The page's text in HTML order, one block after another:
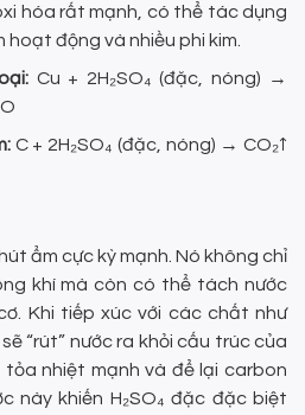
hóa rất mạnh, có thể tác dụng
hoạt động và nhiều phi kim.
Cu + 2H₂SO₄ (đặc, nóng) →
C + 2H₂SO₄ (đặc, nóng) → CO₂↑
ẩm cực kỳ mạnh. Nó không chỉ
khí mà còn có thể tách nước
Khi tiếp xúc với các chất như
“rút” nước ra khỏi cấu trúc của
nhiệt mạnh và để lại carbon
này khiến H₂SO₄ đặc đặc biệt